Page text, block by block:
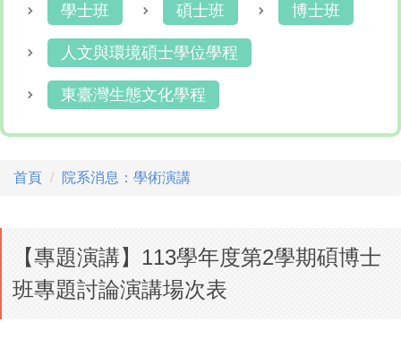
學士班 碩士班 博士班
人文與環境碩士學位學程
東臺灣生態文化學程
首頁 院系消息：學術演講
【專題演講】113學年度第2學期碩博士
班專題討論演講場次表